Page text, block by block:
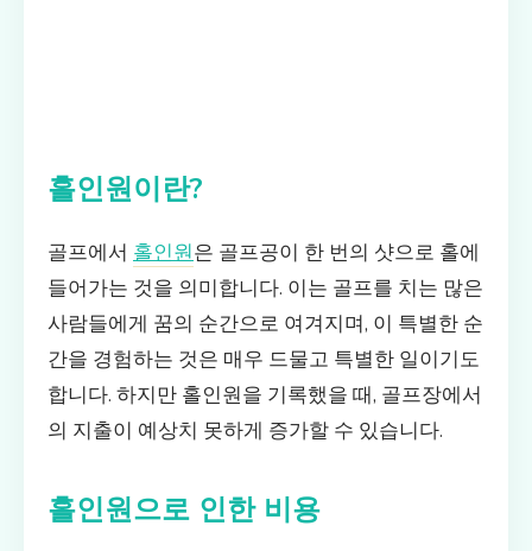
홀인원이란?
골프에서 홀인원은 골프공이 한 번의 샷으로 홀에
들어가는 것을 의미합니다. 이는 골프를 치는 많은
사람들에게 꿈의 순간으로 여겨지며, 이 특별한 순
간을 경험하는 것은 매우 드물고 특별한 일이기도
합니다. 하지만 홀인원을 기록했을 때, 골프장에서
의 지출이 예상치 못하게 증가할 수 있습니다.
홀인원으로 인한 비용